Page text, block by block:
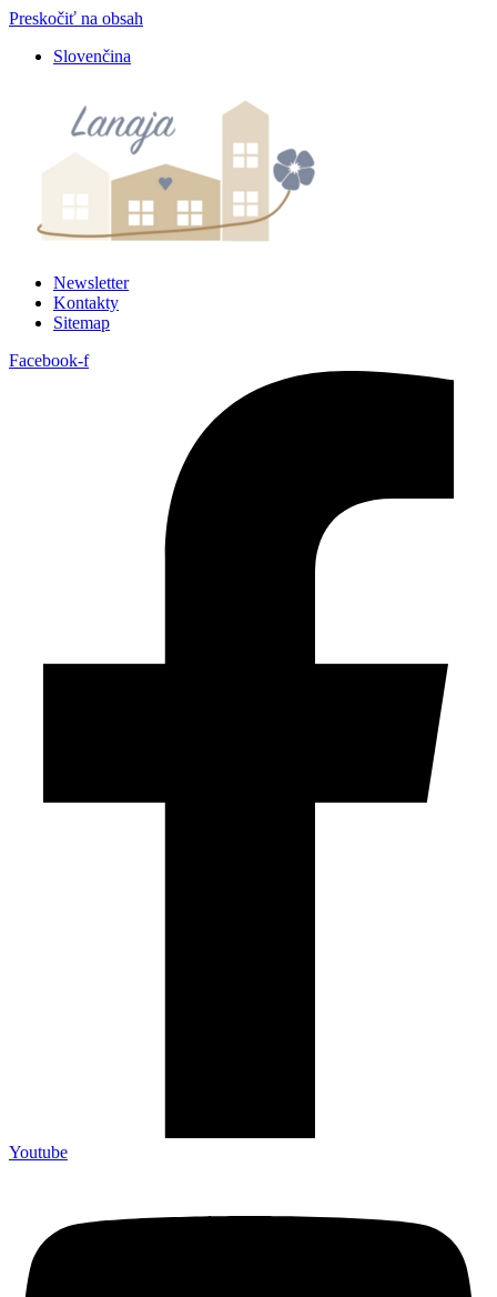
Preskočiť na obsah
Slovenčina
Newsletter
Kontakty
Sitemap
Facebook-f
Youtube